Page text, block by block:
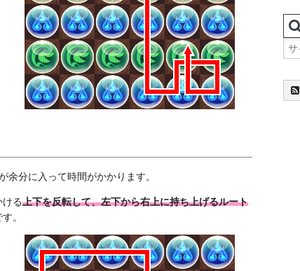
分に入って時間がかかります。
る上下を反転して、左下から右上に持ち上げるルート
。
検
索